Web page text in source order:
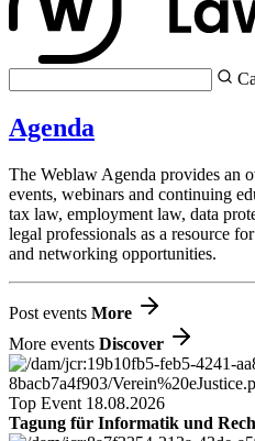
Agenda
The Weblaw Agenda provides an
events, webinars and continuing
tax law, employment law, data
legal professionals as a resource
and networking opportunities.
Post events More
More events Discover
Top Event 18.08.2026
Tagung für Informatik und